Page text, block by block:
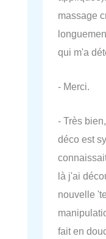
massage
qui m'a
- Merci.
- Très
déco est
là j'ai
nouvelle
fait en